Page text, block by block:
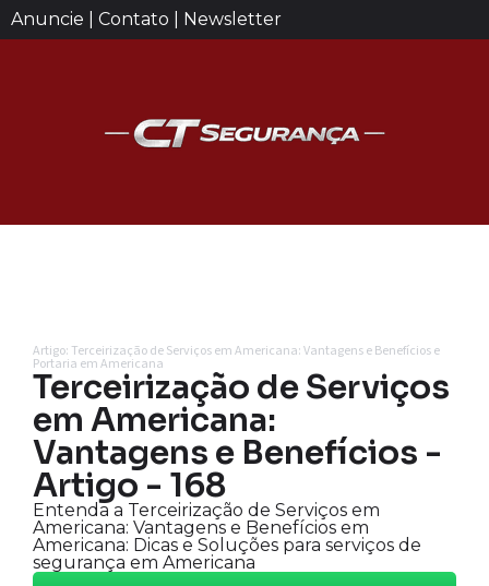
Anuncie | Contato | Newsletter
Artigo: Terceirização de Serviços em Americana: Vantagens e Benefícios e
Portaria em Americana
Terceirização de Serviços
em Americana:
Vantagens e Benefícios -
Artigo - 168
Entenda a Terceirização de Serviços em
Americana: Vantagens e Benefícios em
Americana: Dicas e Soluções para serviços de
segurança em Americana